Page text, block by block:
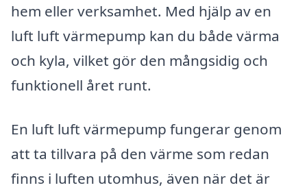
hem eller verksamhet. Med hjälp av en
luft luft värmepump kan du både värma
och kyla, vilket gör den mångsidig och
funktionell året runt.
En luft luft värmepump fungerar genom
att ta tillvara på den värme som redan
finns i luften utomhus, även när det är